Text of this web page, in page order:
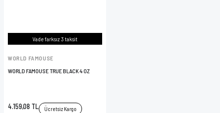
Vade farksız 3 taksit
WORLD FAMOUSE
WORLD FAMOUSE TRUE BLACK 4 OZ
4.159,08 TL Ücretsiz Kargo